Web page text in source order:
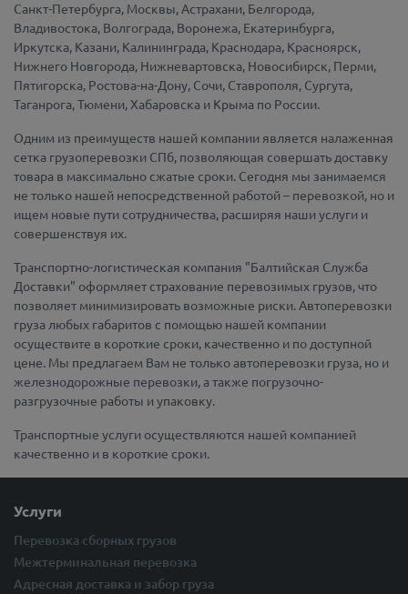
Санкт-Петербурга, Москвы, Астрахани, Белгорода,
Владивостока, Волгограда, Воронежа, Екатеринбурга,
Иркутска, Казани, Калининграда, Краснодара, Красноярск,
Нижнего Новгорода, Нижневартовска, Новосибирск, Перми,
Пятигорска, Ростова-на-Дону, Сочи, Ставрополя, Сургута,
Таганрога, Тюмени, Хабаровска и Крыма по России.
Одним из преимуществ нашей компании является налаженная
сетка грузоперевозки СПб, позволяющая совершать доставку
товара в максимально сжатые сроки. Сегодня мы занимаемся
не только нашей непосредственной работой – перевозкой, но и
ищем новые пути сотрудничества, расширяя наши услуги и
совершенствуя их.
Транспортно-логистическая компания "Балтийская Служба
Доставки" оформляет страхование перевозимых грузов, что
позволяет минимизировать возможные риски. Автоперевозки
груза любых габаритов с помощью нашей компании
осуществите в короткие сроки, качественно и по доступной
цене. Мы предлагаем Вам не только автоперевозки груза, но и
железнодорожные перевозки, а также погрузочно-
разгрузочные работы и упаковку.
Транспортные услуги осуществляются нашей компанией
качественно и в короткие сроки.
Услуги
Перевозка сборных грузов
Межтерминальная перевозка
Адресная доставка и забор груза